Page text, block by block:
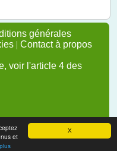
X
et
générales
| Contact à propos
voir l'article 4 des